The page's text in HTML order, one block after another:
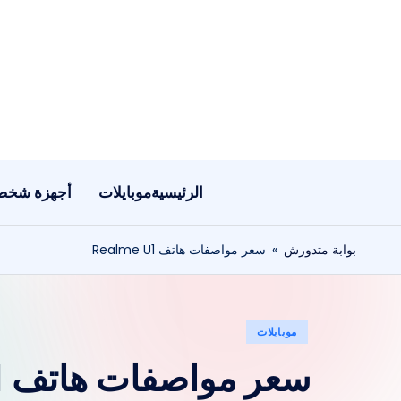
الرئيسيةموبايلات أجهزة
بوابة متدورش » سعر مواصفات هاتف Realme U1
نُشرموبايلات
سعر مواصفات هاتف Realme U1